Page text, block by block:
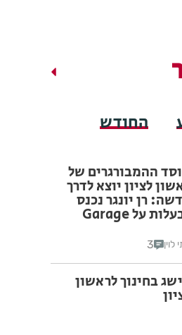
החודש
ההמבורגרים של
לציון יוצא לדרך
רן יונגר נכנס
לבעלות על Garage
לוין 3
בחינוך לראשון